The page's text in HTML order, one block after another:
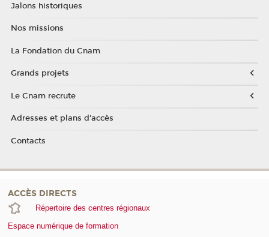
Jalons historiques
Nos missions
La Fondation du Cnam
Grands projets
Le Cnam recrute
Adresses et plans d'accès
Contacts
ACCÈS DIRECTS
Répertoire des centres régionaux
Espace numérique de formation